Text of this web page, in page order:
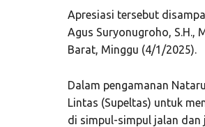
Apresiasi tersebut
Agus Suryonugroho, S.H.,
Barat, Minggu (4/1/2025).
Dalam pengamanan
Lintas (Supeltas) untuk
di simpul-simpul jalan dan